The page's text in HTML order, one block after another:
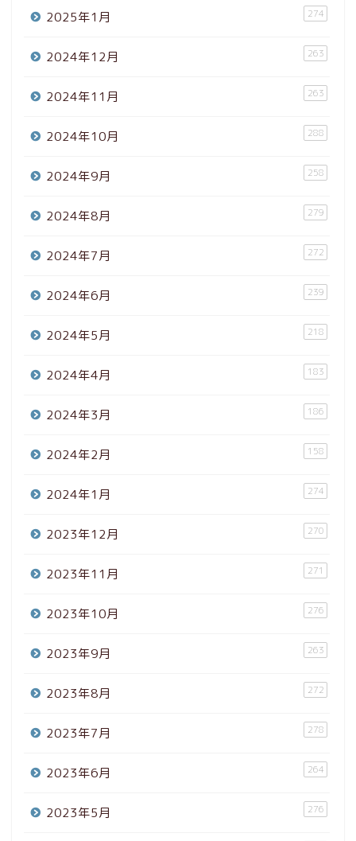
2025年1月 274
2024年12月 263
2024年11月 263
2024年10月 288
2024年9月 258
2024年8月 279
2024年7月 272
2024年6月 239
2024年5月 218
2024年4月 183
2024年3月 186
2024年2月 158
2024年1月 274
2023年12月 270
2023年11月 271
2023年10月 276
2023年9月 263
2023年8月 272
2023年7月 278
2023年6月 264
2023年5月 276